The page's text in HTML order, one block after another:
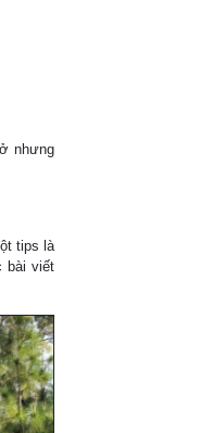
nhưng
tips là
bài viết